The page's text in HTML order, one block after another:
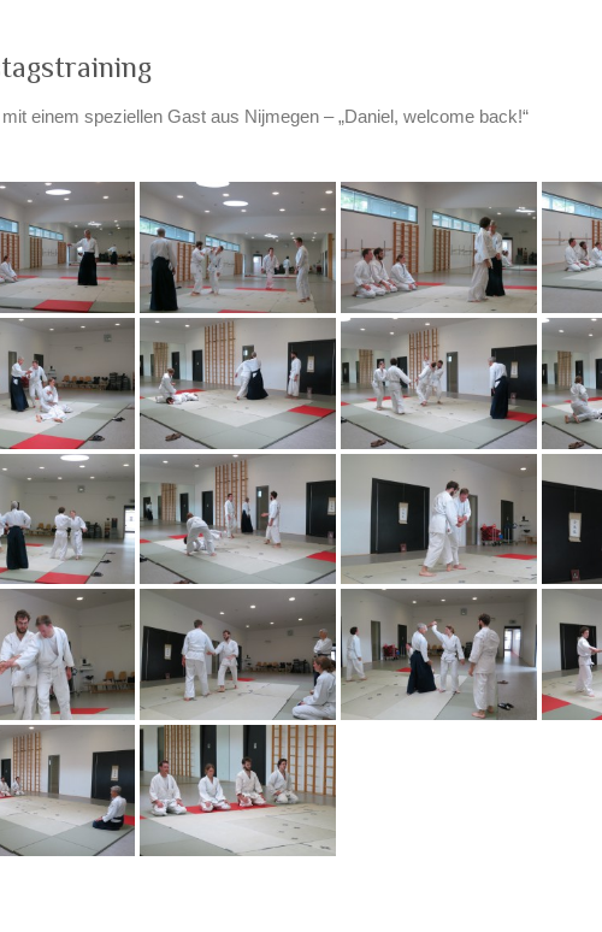
einem speziellen Gast aus Nijmegen – „Daniel, welcome back!“